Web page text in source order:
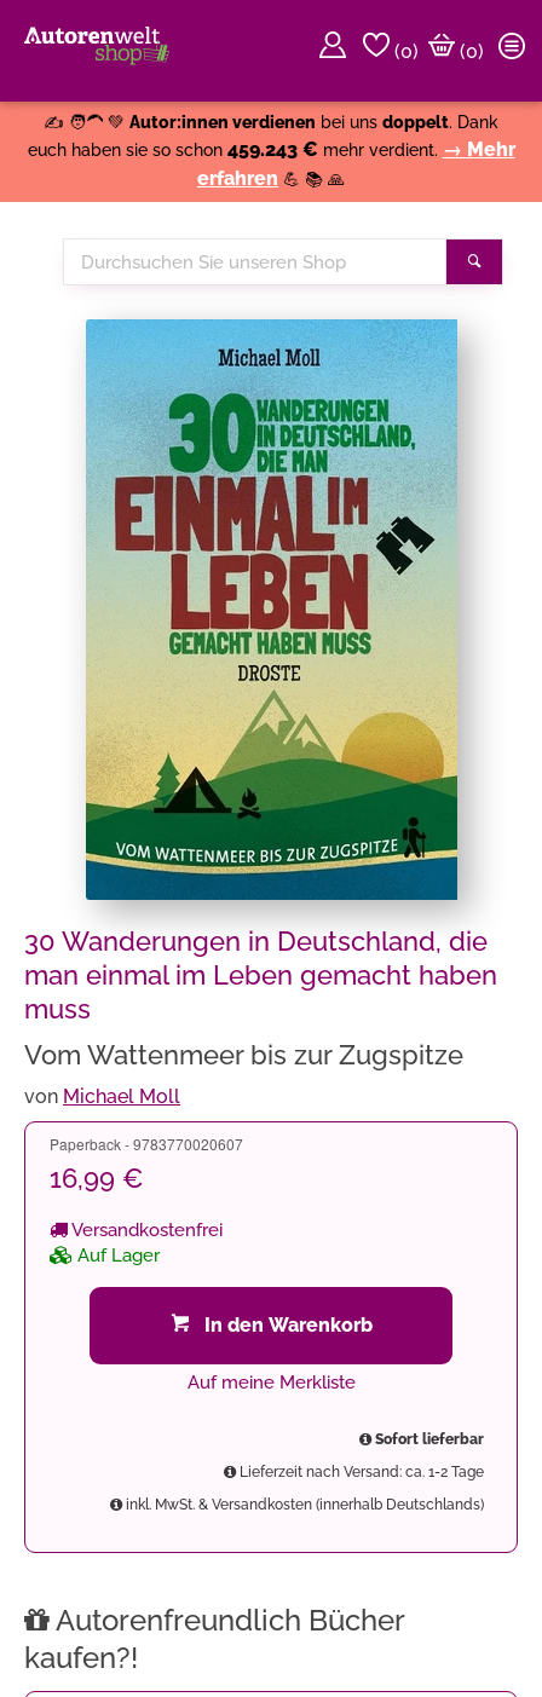
(0)
(0)
✍️ 🧑‍🦱 💚 Autor:innen verdienen bei uns doppelt. Dank
euch haben sie so schon 459.243 € mehr verdient. → Mehr
erfahren 💪 📚 🙏
Durchsuchen
Sie
Shop
30 Wanderungen in Deutschland, die
man einmal im Leben gemacht haben
muss
Vom Wattenmeer bis zur Zugspitze
von Michael Moll
Paperback - 9783770020607
16,99 €
Versandkostenfrei
Auf Lager
In den Warenkorb
Auf meine Merkliste
Sofort lieferbar
Lieferzeit nach Versand: ca. 1-2 Tage
inkl. MwSt. & Versandkosten (innerhalb Deutschlands)
Autorenfreundlich Bücher
kaufen?!